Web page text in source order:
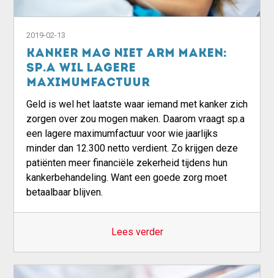
2019-02-13
Kanker mag niet arm maken:
sp.a wil lagere
maximumfactuur
Geld is wel het laatste waar iemand met kanker zich
zorgen over zou mogen maken. Daarom vraagt sp.a
een lagere maximumfactuur voor wie jaarlijks
minder dan 12.300 netto verdient. Zo krijgen deze
patiënten meer financiële zekerheid tijdens hun
kankerbehandeling. Want een goede zorg moet
betaalbaar blijven.
Lees verder